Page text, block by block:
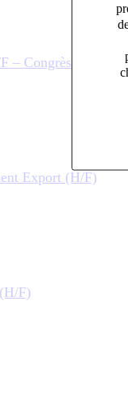
– Congrès
Export (H/F)
F)